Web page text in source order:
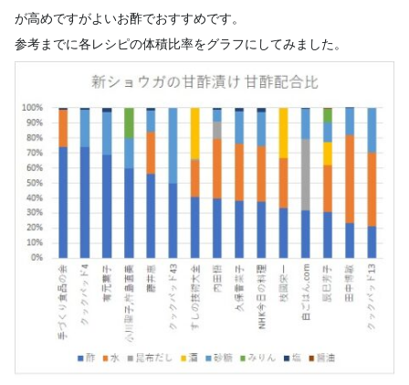
が高めですがよいお酢でおすすめです。
参考までに各レシピの体積比率をグラフにしてみました。